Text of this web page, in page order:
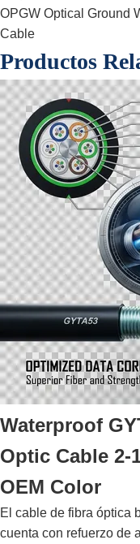
Application:
Replacemnet del cable
G652D, G657A1,
Type:
el profesional fabrica
Cable Diameter:
9-18.2m m
Package:
carrete hierro-de
Highlight:
12 cable ACSR SWG,
Cable ACSR Far East
High Light:
12 SWG ACSR Wire,
ACSR Wire Overhead
OPGW Optical Ground
Cable
Productos
Waterproof
Optic Cable 2-
OEM Color
El cable de fibra óptica
cuenta con refuerzo de